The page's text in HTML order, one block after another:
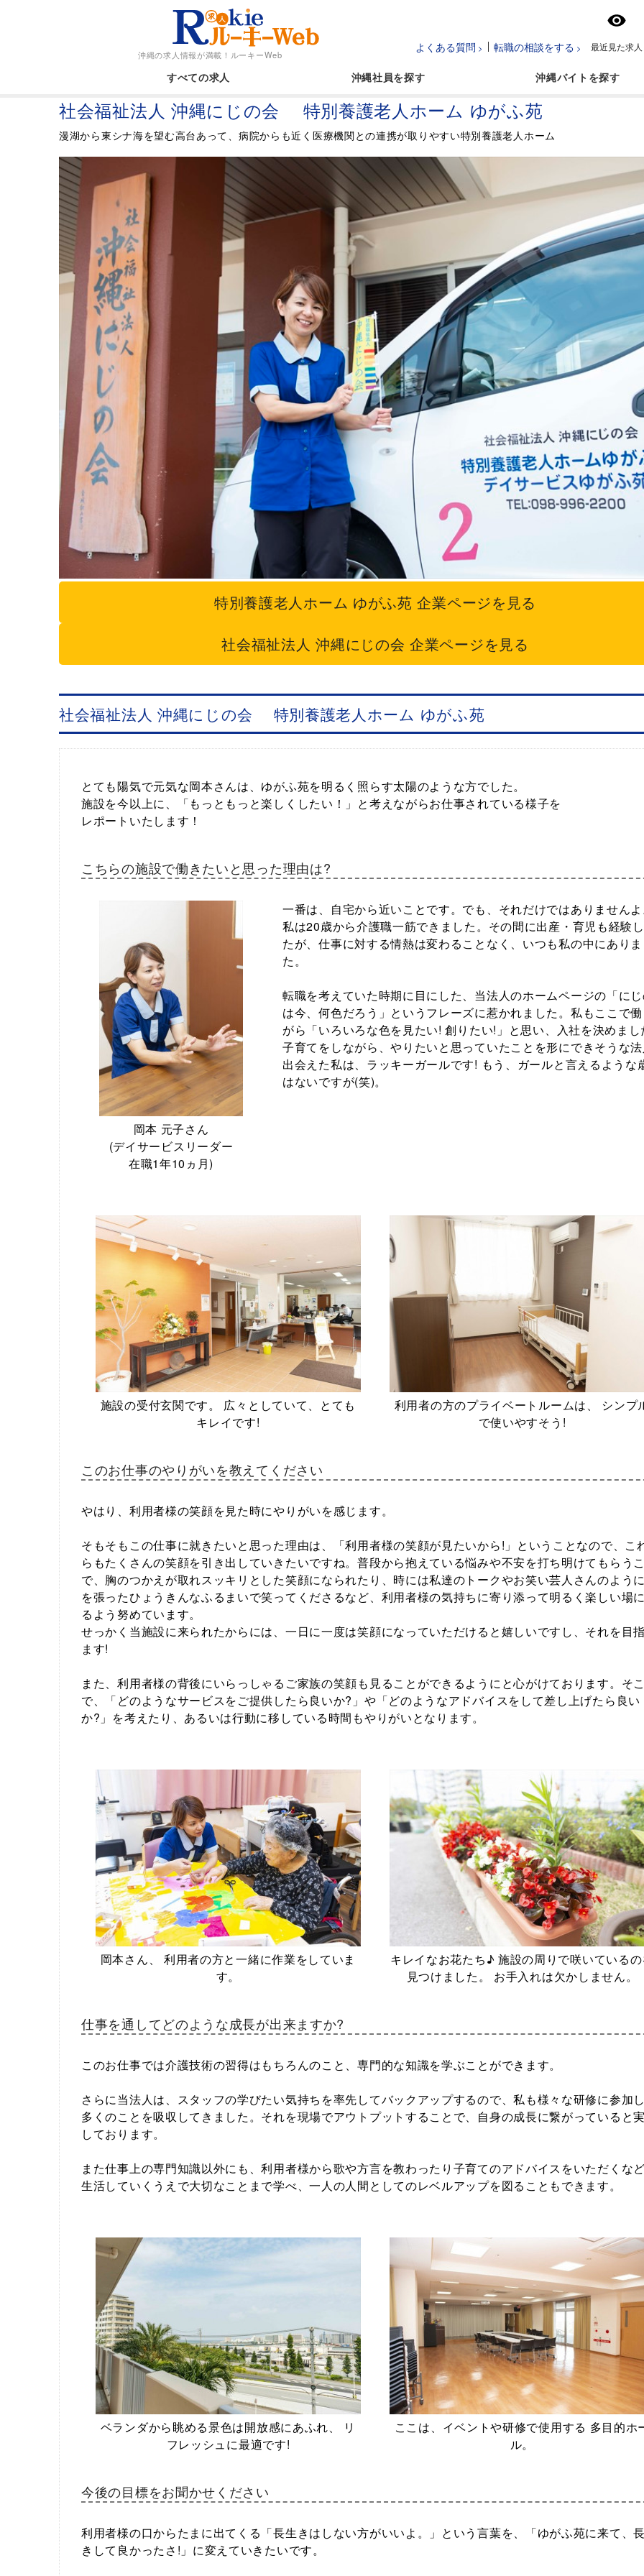
沖縄の求人情報が満載！ ルーキーWeb
よくある質問 転職の相談をする 最近見た求人
すべての求人 沖縄社員 沖縄バイト
社会福祉法人 沖縄にじの会 特別養護老人ホーム ゆがふ苑
漫湖から東シナ海を望む高台あって、病院からも近く医療機関との連携が取りやすい特別養護老人ホーム
特別養護老人ホーム ゆがふ苑 企業ページを見る
社会福祉法人 沖縄にじの会 企業ページを見る
社会福祉法人 沖縄にじの会 特別養護老人ホーム ゆがふ苑
とても陽気で元気な岡本さんは、ゆがふ苑を明るく照らす太陽のような方でした。
施設を今以上に、「もっともっと楽しくしたい！」と考えながらお仕事されている様子を
レポートいたします！
こちらの施設で働きたいと思った理由は?
岡本 元子さん
(デイサービスリーダー
在職1年10ヵ月)
一番は、自宅から近いことです。でも、それだけではありません
私は20歳から介護職一筋できました。その間に出産・育児も経験
たが、仕事に対する情熱は変わることなく、いつも私の中にあり
た。
転職を考えていた時期に目にした、当法人のホームページの「に
は今、何色だろう」というフレーズに惹かれました。私もここで
がら「いろいろな色を見たい! 創りたい!」と思い、入社を決めまし
子育てをしながら、やりたいと思っていたことを形にできそうな
出会えた私は、ラッキーガールです! もう、ガールと言えるような
はないですが(笑)。
施設の受付玄関です。 広々としていて、とても
キレイです!
利用者の方のプライベートルームは、 シンプ
で使いやすそう!
このお仕事のやりがいを教えてください
やはり、利用者様の笑顔を見た時にやりがいを感じます。
そもそもこの仕事に就きたいと思った理由は、「利用者様の笑顔が見たいから!」ということなので、こ
らもたくさんの笑顔を引き出していきたいですね。普段から抱えている悩みや不安を打ち明けてもらう
で、胸のつかえが取れスッキリとした笑顔になられたり、時には私達のトークやお笑い芸人さんのよう
を張ったひょうきんなふるまいで笑ってくださるなど、利用者様の気持ちに寄り添って明るく楽しい場
るよう努めています。
せっかく当施設に来られたからには、一日に一度は笑顔になっていただけると嬉しいですし、それを目
ます!
また、利用者様の背後にいらっしゃるご家族の笑顔も見ることができるようにと心がけております。そ
で、「どのようなサービスをご提供したら良いか?」や「どのようなアドバイスをして差し上げたら良い
か?」を考えたり、あるいは行動に移している時間もやりがいとなります。
岡本さん、 利用者の方と一緒に作業をしていま
す。
キレイなお花たち♪ 施設の周りで咲いている
見つけました。 お手入れは欠かしません。
仕事を通してどのような成長が出来ますか?
このお仕事では介護技術の習得はもちろんのこと、専門的な知識を学ぶことができます。
さらに当法人は、スタッフの学びたい気持ちを率先してバックアップするので、私も様々な研修に参加
多くのことを吸収してきました。それを現場でアウトプットすることで、自身の成長に繋がっていると
しております。
また仕事上の専門知識以外にも、利用者様から歌や方言を教わったり子育てのアドバイスをいただくな
生活していくうえで大切なことまで学べ、一人の人間としてのレベルアップを図ることもできます。
ベランダから眺める景色は開放感にあふれ、 リ
フレッシュに最適です!
ここは、イベントや研修で使用する 多目的ホ
ル。
今後の目標をお聞かせください
利用者様の口からたまに出てくる「長生きはしない方がいいよ。」という言葉を、「ゆがふ苑に来て、
きして良かったさ!」に変えていきたいです。